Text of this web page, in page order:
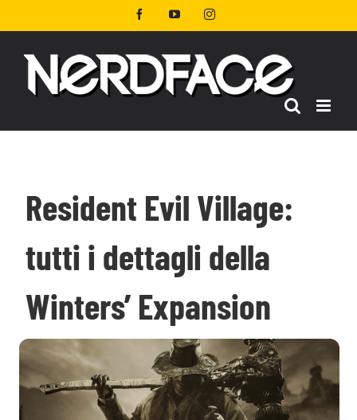
al
FacebookYouTubeInstagram
Resident Evil Village:
tutti i dettagli della
Winters’ Expansion